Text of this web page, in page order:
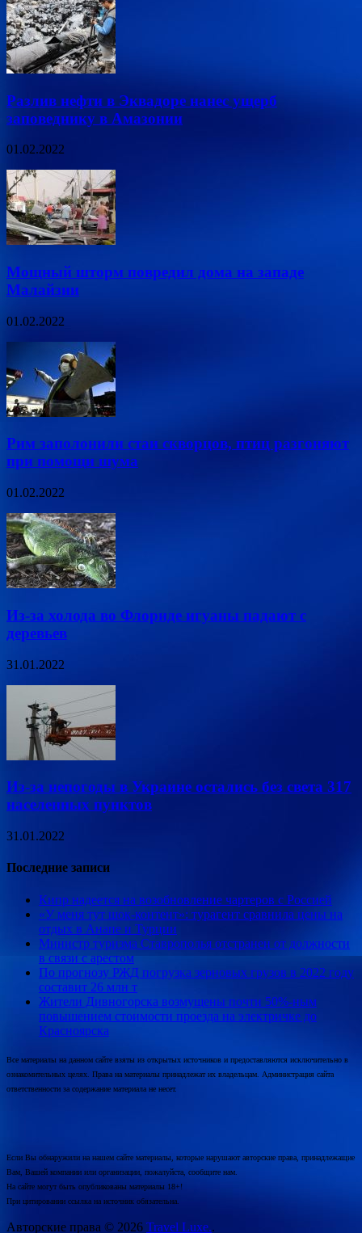
Разлив нефти в Эквадоре нанес ущерб
заповеднику в Амазонии
01.02.2022
Мощный шторм повредил дома на западе
Малайзии
01.02.2022
Рим заполонили стаи скворцов, птиц разгоняют
при помощи шума
01.02.2022
Из-за холода во Флориде игуаны падают с
деревьев
31.01.2022
Из-за непогоды в Украине остались без света 317
населенных пунктов
31.01.2022
Последние записи
Кипр надеется на возобновление чартеров с Россией
«У меня тут шок-контент»: турагент сравнила цены на
отдых в Анапе и Турции
Министр туризма Ставрополья отстранен от должности
в связи с арестом
По прогнозу РЖД погрузка зерновых грузов в 2022 году
составит 26 млн т
Жители Дивногорска возмущены почти 50%-ным
повышением стоимости проезда на электричке до
Красноярска
Все материалы на данном сайте взяты из открытых источников и предоставляются исключительно в
ознакомительных целях. Права на материалы принадлежат их владельцам. Администрация сайта
ответственности за содержание материала не несет.
Если Вы обнаружили на нашем сайте материалы, которые нарушают авторские права, принадлежащие
Вам, Вашей компании или организации, пожалуйста, сообщите нам.
На сайте могут быть опубликованы материалы 18+!
При цитировании ссылка на источник обязательна.
Авторские права © 2026 Travel Luxe..